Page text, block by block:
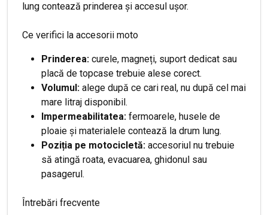
lung contează prinderea și accesul ușor.
Ce verifici la accesorii moto
Prinderea: curele, magneți, suport dedicat sau
placă de topcase trebuie alese corect.
Volumul: alege după ce cari real, nu după cel mai
mare litraj disponibil.
Impermeabilitatea: fermoarele, husele de
ploaie și materialele contează la drum lung.
Poziția pe motocicletă: accesoriul nu trebuie
să atingă roata, evacuarea, ghidonul sau
pasagerul.
Întrebări frecvente